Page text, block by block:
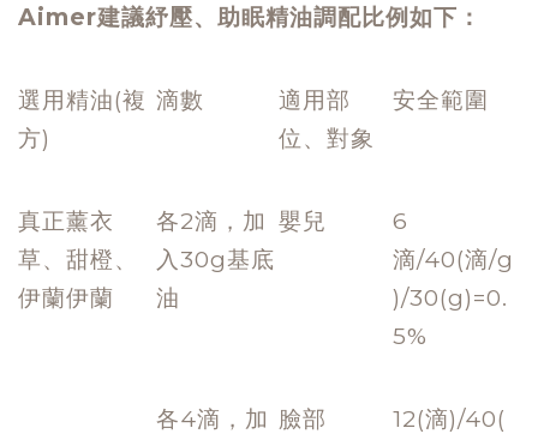
Aimer建議紓壓、助眠精油調配比例如下：
選用精油(複
方)
滴數
適用部
位、對象
安全範圍
真正薰衣
草、甜橙、
伊蘭伊蘭
各2滴，加
入30g基底
油
嬰兒
6
滴/40(滴/g
)/30(g)=0.
5%
各4滴，加 臉部
12(滴)/40(